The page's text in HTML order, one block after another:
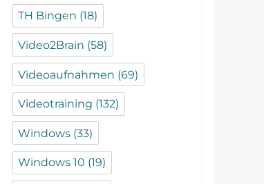
TH Bingen (18)
Video2Brain (58)
Videoaufnahmen (69)
Videotraining (132)
Windows (33)
Windows 10 (19)